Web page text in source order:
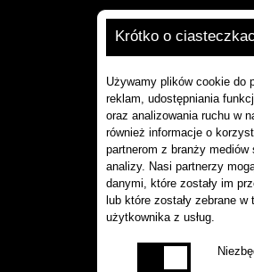
Krótko o
Używamy plików cookie do
reklam, udostępniania
oraz analizowania ruchu w
również informacje o
partnerom z branży mediów
analizy. Nasi partnerzy
danymi, które zostały im
lub które zostały zebrane
użytkownika z usług.